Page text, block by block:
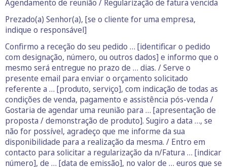
Agendamento de reunião / Regularização de fatura vencida
Prezado(a) Senhor(a), [se o cliente for uma empresa,
indique o responsável]
Confirmo a receção do seu pedido … [identificar o pedido
com designação, número, ou outros dados] e informo que o
mesmo será entregue no prazo de … dias. / Serve o
presente email para enviar o orçamento solicitado
referente a … [produto, serviço], com indicação de todas as
condições de venda, pagamento e assistência pós-venda /
Gostaria de agendar uma reunião para … [apresentação de
proposta / demonstração de produto]. Sugiro a data …, se
não for possível, agradeço que me informe da sua
disponibilidade para a realização da mesma. / Entro em
contacto para solicitar a regularização da n/Fatura … [indicar
número], de … [data de emissão], no valor de … euros que se